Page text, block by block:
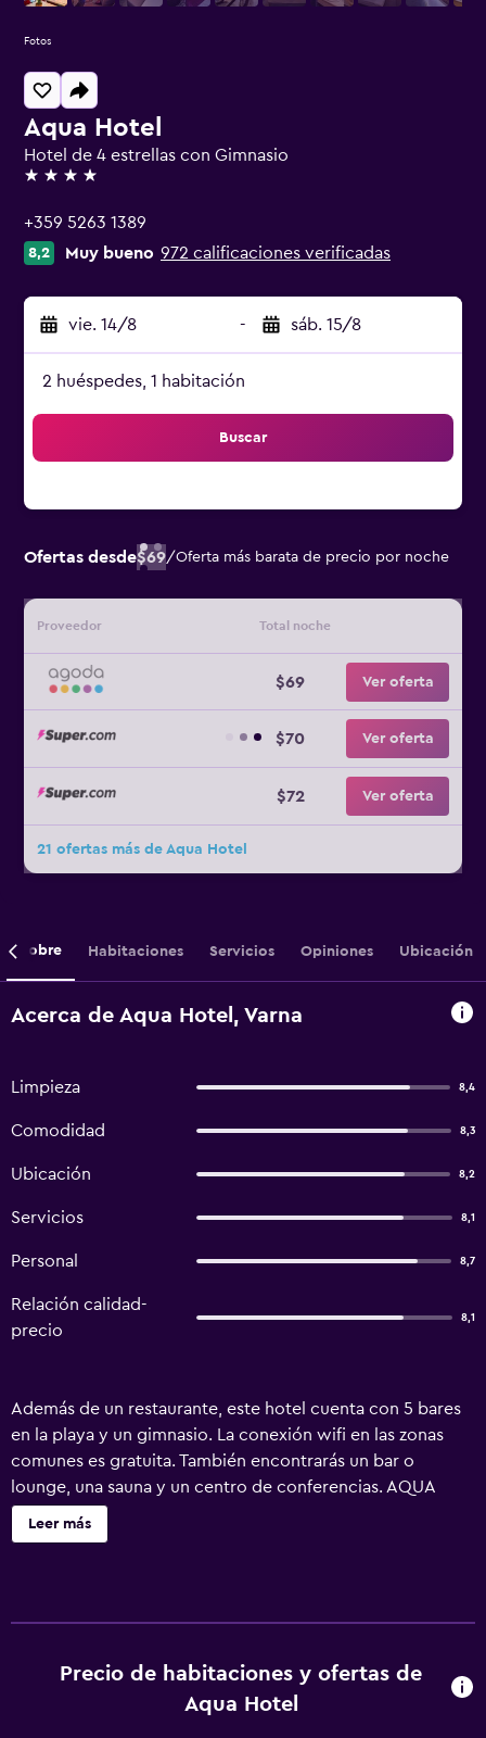
Aqua Hotel
Hotel de 4 estrellas con Gimnasio
4 estrellas
+359 5263 1389
8,2 Muy bueno 972 calificaciones verificadas
vie. 14/8 - sáb. 15/8
2 huéspedes, 1 habitación
Buscar
Ofertas desde$69/Oferta más barata de precio por noche
Proveedor Total noche
$69 Ver oferta
$70 Ver oferta
$72 Ver oferta
21 ofertas más de Aqua Hotel
Fotos
Sobre Habitaciones Servicios Opiniones Ubicación
Acerca de Aqua Hotel, Varna
Limpieza 8,4
Comodidad 8,3
Ubicación 8,2
Servicios 8,1
Personal 8,7
Relación calidad-
precio
8,1
Además de un restaurante, este hotel cuenta con 5 bares
en la playa y un gimnasio. La conexión wifi en las zonas
comunes es gratuita. También encontrarás un bar o
lounge, una sauna y un centro de conferencias. AQUA
Hotel ofrece 78 alojamientos con minibar y artículos de
higiene personal de diseño. Se ofrece una televisión LCD
servicios de ocio y esparcimiento en este hotel incluyen
Leer más
Precio de habitaciones y ofertas de
Aqua Hotel